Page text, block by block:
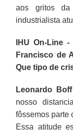
aos gritos da
industrialista
IHU On-Line
Francisco de
Que tipo de
Leonardo
nosso
fôssemos parte
Essa atitude